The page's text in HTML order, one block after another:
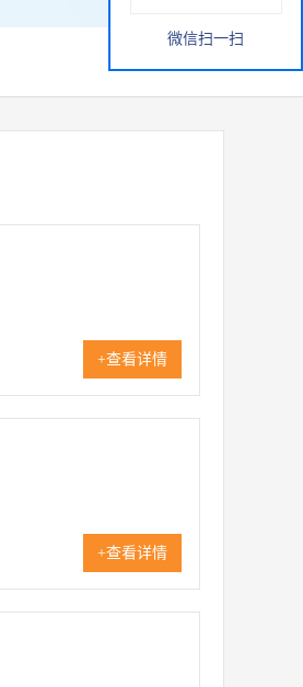
+查看详情
+查看详情
微信扫一扫